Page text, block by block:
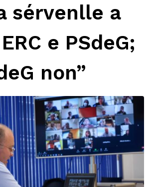
sérvenlle a
e PSdeG;
non”